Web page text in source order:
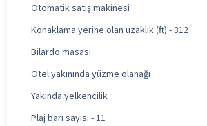
Otomatik satış makinesi
Konaklama yerine olan uzaklık (ft) - 312
Bilardo masası
Otel yakınında yüzme olanağı
Yakında yelkencilik
Plaj barı sayısı - 11